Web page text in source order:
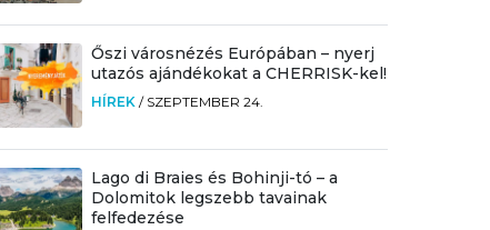
Őszi városnézés Európában – nyerj
utazós ajándékokat a CHERRISK-kel!
HÍREK / SZEPTEMBER 24.
Lago di Braies és Bohinji-tó – a
Dolomitok legszebb tavainak
felfedezése